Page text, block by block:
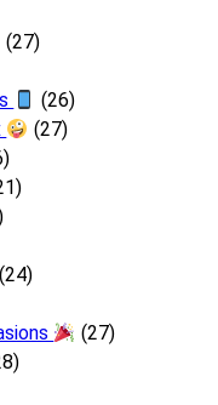
(27)
(26)
(27)
(24)
(27)